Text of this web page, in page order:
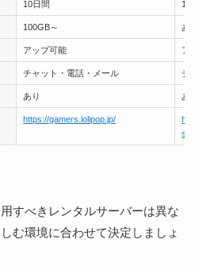
10日間 10
100GB～ あ
アップ可能 ア
チャット・電話・メール チ
あり あり
https://gamers.lolipop.jp/
すべきレンタルサーバーは異な
む環境に合わせて決定しましょ